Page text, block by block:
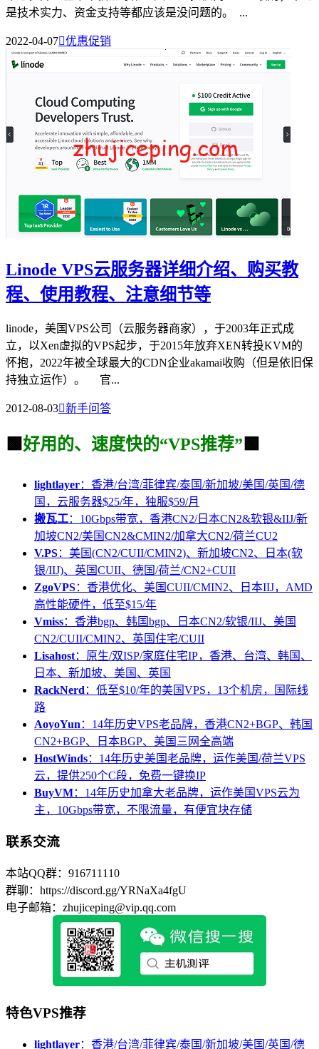
是技术实力、资金支持等都应该是没问题的。 ...
2022-04-07优惠促销
Linode VPS云服务器详细介绍、购买教
程、使用教程、注意细节等
linode，美国VPS公司（云服务器商家），于2003年正式成
立，以Xen虚拟的VPS起步，于2015年放弃XEN转投KVM的
怀抱，2022年被全球最大的CDN企业akamai收购（但是依旧保
持独立运作）。 官...
2012-08-03新手问答
🟩 好用的、速度快的“VPS推荐” 🟩
lightlayer：香港/台湾/菲律宾/泰国/新加坡/美国/英国/德
国，云服务器$25/年，独服$59/月
搬瓦工：10Gbps带宽，香港CN2/日本CN2&软银&IIJ/新
加坡CN2/美国CN2&CMIN2/加拿大CN2/荷兰CU2
V.PS：美国(CN2/CUII/CMIN2)、新加坡CN2、日本(软
银/IIJ)、英国CUII、德国/荷兰/CN2+CUII
ZgoVPS：香港优化、美国CUII/CMIN2、日本IIJ，AMD
高性能硬件，低至$15/年
Vmiss：香港bgp、韩国bgp、日本CN2/软银/IIJ、美国
CN2/CUII/CMIN2、英国住宅/CUII
Lisahost：原生/双ISP/家庭住宅IP，香港、台湾、韩国、
日本、新加坡、美国、英国
RackNerd ：低至$10/年的美国VPS，13个机房，国际线
路
AoyoYun ：14年历史VPS老品牌，香港CN2+BGP、韩国
CN2+BGP、日本BGP、美国三网全高端
HostWinds：14年历史美国老品牌，运作美国/荷兰VPS
云，提供250个C段，免费一键换IP
BuyVM：14年历史加拿大老品牌，运作美国VPS云为
主，10Gbps带宽，不限流量，有便宜块存储
联系交流
本站QQ群：916711110
群聊：https://discord.gg/YRNaXa4fgU
电子邮箱：zhujiceping@vip.qq.com
特色VPS推荐
lightlayer：香港/台湾/菲律宾/泰国/新加坡/美国/英国/德